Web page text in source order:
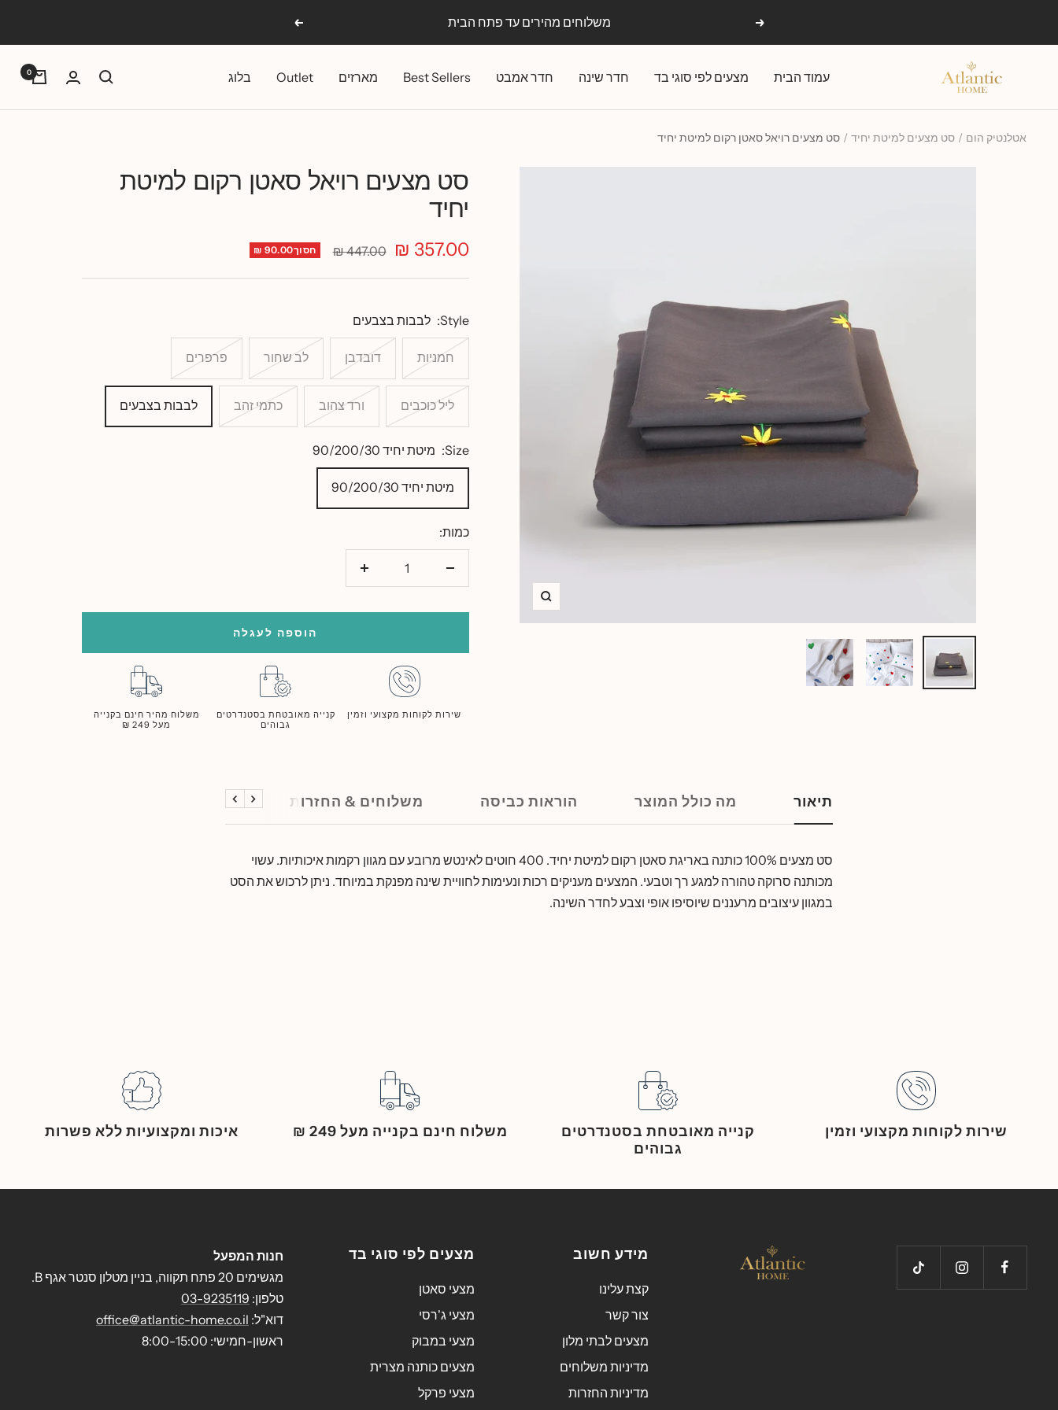
הקודם משלוחים מהירים עד פתח הבית הבא
עמוד הבית מצעים לפי סוגי בד חדר שינה חדר אמבט Best Sellers מארזים Outlet בלוג
אטלנטיק
0
אטלנטיק הום סט מצעים למיטת יחיד סט מצעים רויאל סאטן רקום למיטת יחיד
זום
סט מצעים רויאל סאטן רקום למיטת
יחיד
מחיר
מבצע
357.00 ₪
מחיר
447.00 ₪ חסוך90.00 ₪
Style: לבבות בצבעים
חמניות דובדבן לב שחור פרפרים
ליל כוכבים ורד צהוב כתמי זהב לבבות בצבעים
Size: מיטת יחיד 90/200/30
מיטת יחיד 90/200/30
כמות:
הוסף
הוספה לעגלה
שירות לקוחות מקצועי וזמין
קנייה מאובטחת בסטנדרטים
גבוהים
משלוח מהיר חינם בקנייה
מעל 249 ₪
תיאור מה כולל המוצר הוראות כביסה משלוחים & החזרות הקודם
הבא
סט מצעים 100% כותנה באריגת סאטן רקום למיטת יחיד. 400 חוטים לאינטש מרובע עם מגוון רקמות איכותיות. עשוי
מכותנה סרוקה טהורה למגע רך וטבעי. המצעים מעניקים רכות ונעימות לחוויית שינה מפנקת במיוחד. ניתן לרכוש את הסט
במגוון עיצובים מרעננים שיוסיפו אופי וצבע לחדר השינה.
שירות לקוחות מקצועי וזמין
קנייה מאובטחת בסטנדרטים
גבוהים
משלוח חינם בקנייה מעל 249 ₪ איכות ומקצועיות ללא פשרות
מידע חשוב
קצת עלינו
צור קשר
מצעים לבתי מלון
מדיניות משלוחים
מדיניות החזרות
מצעים לפי סוגי בד
מצעי סאטן
מצעי ג'רסי
מצעי במבוק
מצעים כותנה מצרית
מצעי פרקל
חנות המפעל
מגשימים 20 פתח תקווה, בניין מטלון סנטר אגף B.
טלפון: 03-9235119
דוא"ל: office@atlantic-home.co.il
ראשון-חמישי: 8:00-15:00